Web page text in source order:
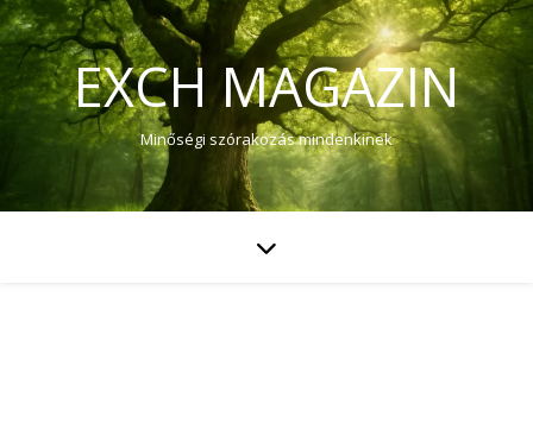
EXCH MAGAZIN
Minőségi szórakozás mindenkinek